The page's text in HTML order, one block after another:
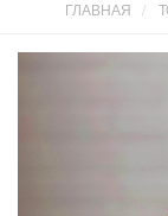
ГЛАВНАЯ